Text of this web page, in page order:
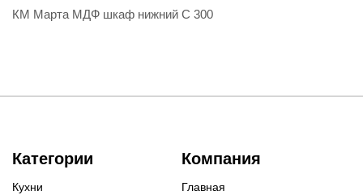
КМ Марта МДФ шкаф нижний С 300
Категории
Кухни
Компания
Главная